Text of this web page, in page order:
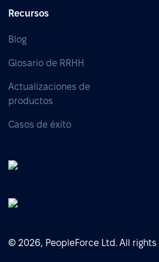
Recursos
Blog
Glosario de RRHH
Actualizaciones de
productos
Casos de éxito
© 2026, PeopleForce Ltd. All rights